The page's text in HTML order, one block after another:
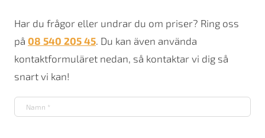
Har du frågor eller undrar du om priser? Ring oss
på 08 540 205 45. Du kan även använda
kontaktformuläret nedan, så kontaktar vi dig så
snart vi kan!